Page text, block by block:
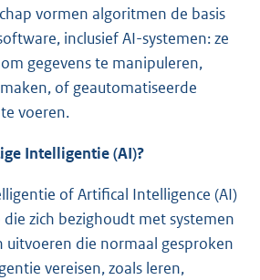
vormen algoritmen de basis
inclusief AI-systemen: ze
gegevens te manipuleren,
of geautomatiseerde
voeren.
Intelligentie (AI)?
of Artifical Intelligence (AI)
zich bezighoudt met systemen
uitvoeren die normaal gesproken
vereisen, zoals leren,